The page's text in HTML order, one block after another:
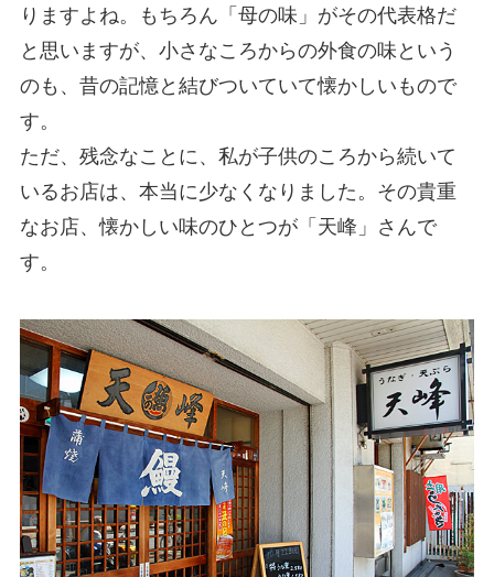
りますよね。もちろん「母の味」がその代表格だ
と思いますが、小さなころからの外食の味という
のも、昔の記憶と結びついていて懐かしいもので
す。
ただ、残念なことに、私が子供のころから続いて
いるお店は、本当に少なくなりました。その貴重
なお店、懐かしい味のひとつが「天峰」さんで
す。